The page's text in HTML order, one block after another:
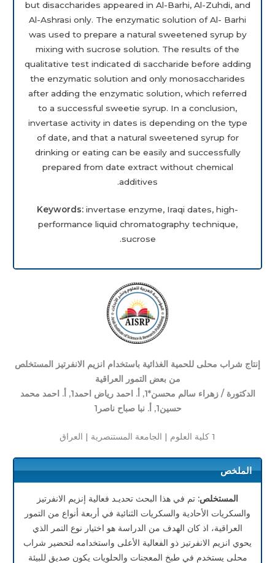
but disaccharides appeared in Al-Barhi, Al-Zuhdi, and
Al-Ashrasi only. The enzymatic solution of Al- Barhi
was used to prepare a natural sweetened syrup by
mixing with sucrose solution. The results of the
qualitative test indicated di saccharide before adding
the enzymatic solution and only monosaccharides
after adding the enzymatic solution, which referred
to a successful sweetie syrup. In a conclusion,
invertase activity in dates is depending on the type
of date, and that a natural sweetened syrup for
drinking or eating can be easily and successfully
prepared from date extract without chemical
additives.
Keywords: invertase enzyme, Iraqi dates, high-
performance liquid chromatography technique,
sucrose.
إنتاج شراب محلى للحمية الغذائية باستخدام انزيم الانفرتيز المستخلص
من بعض التمور العراقية
الدكتورة / زهراء سالم محسن*1, أ. احمد رياض احمد1, أ. احمد محمد
حسين1, أ. نبا صباح ناصر 1
1 كلية العلوم | الجامعة المستنصرية | العراق
الملخص
المستخلص: تم في هذا البحث تحديـد فعالية إنزيم الانفرتيز
والسكريات الأحادية والسكريات الثنائية في أربعة أنواع من التمور
العراقية، اذ كان الهدف من الدراسة هو اختيار نوع التمر الذي
يحوي انزيم الانفرتيز ذو الفعالية الأعلى واستخدامه لتحضير شراب
محلى يستخدم في طبخ المعجنات والحلويات يكون صديق للبيئة